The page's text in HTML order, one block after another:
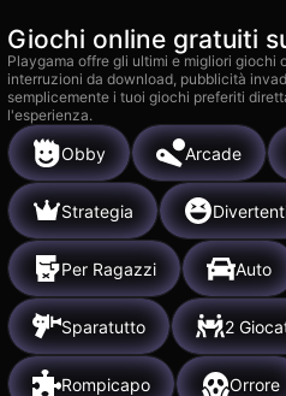
Giochi online gratuiti
Playgama offre gli ultimi e migliori giochi
interruzioni da download, pubblicità
semplicemente i tuoi giochi preferiti
l'esperienza.
Obby Arcade
Strategia
Per Ragazzi Auto
Sparatutto 2
Rompicapo Orrore